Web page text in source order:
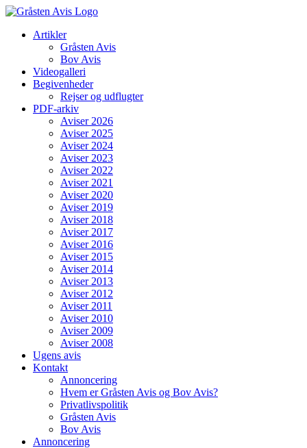
Skip
contentArtikler
Gråsten Avis
Bov Avis
Videogalleri
Begivenheder
Rejser og udflugter
PDF-arkiv
Aviser 2026
Aviser 2025
Aviser 2024
Aviser 2023
Aviser 2022
Aviser 2021
Aviser 2020
Aviser 2019
Aviser 2018
Aviser 2017
Aviser 2016
Aviser 2015
Aviser 2014
Aviser 2013
Aviser 2012
Aviser 2011
Aviser 2010
Aviser 2009
Aviser 2008
Ugens avis
Kontakt
Annoncering
Hvem er Gråsten Avis og Bov Avis?
Privatlivspolitik
Gråsten Avis
Bov Avis
Annoncering